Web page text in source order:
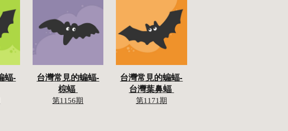
蝠-
台灣常見的蝙蝠-
棕蝠
第1156期
台灣常見的蝙蝠-
台灣葉鼻蝠
第1171期